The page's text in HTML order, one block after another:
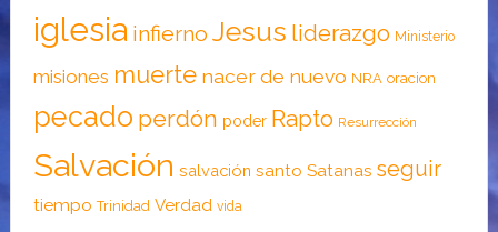
iglesia infierno Jesus liderazgo Ministerio
misiones muerte nacer de nuevo NRA oracion
pecado perdón poder Rapto Resurrección
Salvación salvación santo Satanas seguir
tiempo Trinidad Verdad vida